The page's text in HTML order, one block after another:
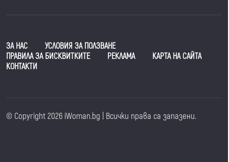
ЗА НАС
УСЛОВИЯ ЗА ПОЛЗВАНЕ
ПРАВИЛА ЗА БИСКВИТКИТЕ
РЕКЛАМА
КАРТА НА САЙТА
КОНТАКТИ
© Copyright 2026 iWoman.bg | Всички права са запазени.